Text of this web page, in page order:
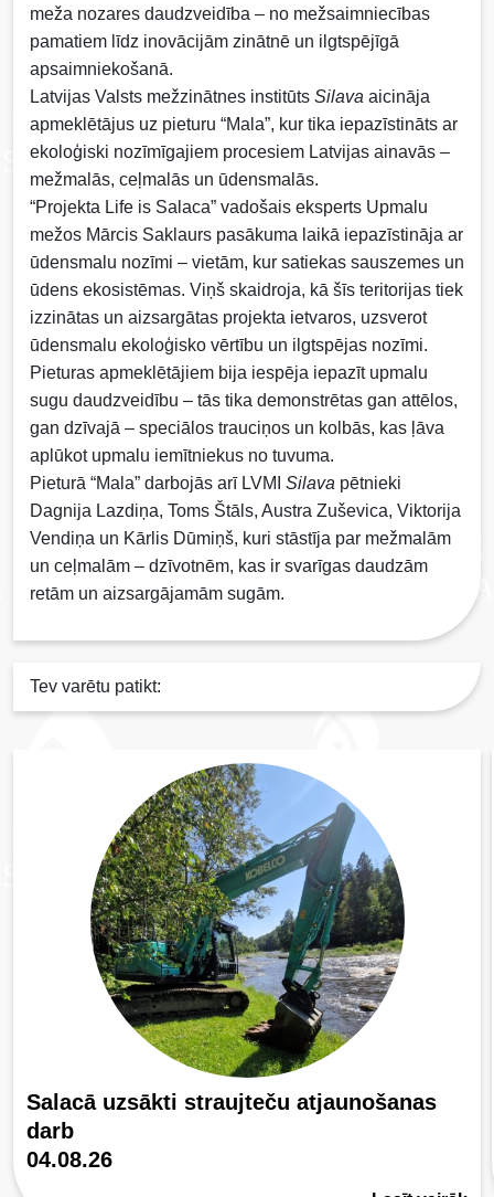
meža nozares daudzveidība – no mežsaimniecības
pamatiem līdz inovācijām zinātnē un ilgtspējīgā
apsaimniekošanā.
Latvijas Valsts mežzinātnes institūts Silava aicināja
apmeklētājus uz pieturu “Mala”, kur tika iepazīstināts ar
ekoloģiski nozīmīgajiem procesiem Latvijas ainavās –
mežmalās, ceļmalās un ūdensmalās.
“Projekta Life is Salaca” vadošais eksperts Upmalu
mežos Mārcis Saklaurs pasākuma laikā iepazīstināja ar
ūdensmalu nozīmi – vietām, kur satiekas sauszemes un
ūdens ekosistēmas. Viņš skaidroja, kā šīs teritorijas tiek
izzinātas un aizsargātas projekta ietvaros, uzsverot
ūdensmalu ekoloģisko vērtību un ilgtspējas nozīmi.
Pieturas apmeklētājiem bija iespēja iepazīt upmalu
sugu daudzveidību – tās tika demonstrētas gan attēlos,
gan dzīvajā – speciālos trauciņos un kolbās, kas ļāva
aplūkot upmalu iemītniekus no tuvuma.
Pieturā “Mala” darbojās arī LVMI Silava pētnieki
Dagnija Lazdiņa, Toms Štāls, Austra Zuševica, Viktorija
Vendiņa un Kārlis Dūmiņš, kuri stāstīja par mežmalām
un ceļmalām – dzīvotnēm, kas ir svarīgas daudzām
retām un aizsargājamām sugām.
Tev varētu patikt:
Salacā uzsākti straujteču atjaunošanas
darb
04.08.26